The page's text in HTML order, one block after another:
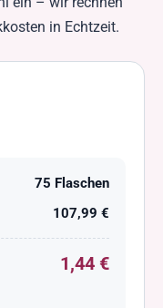
in Echtzeit.
75 Flaschen
107,99 €
1,44 €